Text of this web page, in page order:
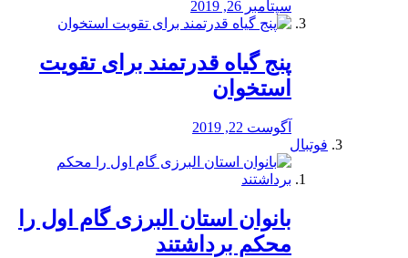
سپتامبر 26, 2019
پنج گیاه قدرتمند برای تقویت
استخوان
آگوست 22, 2019
فوتبال
بانوان استان البرزی گام اول را
محكم برداشتند